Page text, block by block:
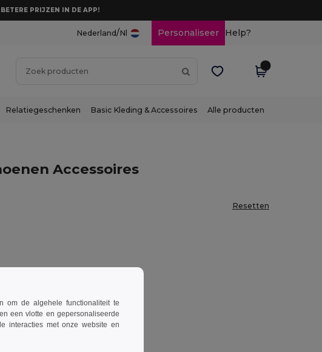
PRIJZEN IN DE APP!
Nederland/Nl Personaliseer Help?
Relatiegeschenken Basic Kleding & Accessoires Alle producten
Accessoires
Resetten
om de algehele functionaliteit te
een vlotte en gepersonaliseerde
interacties met onze website en